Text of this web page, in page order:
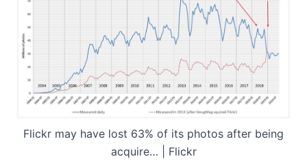
Flickr may have lost 63% of its photos after being
acquire… | Flickr